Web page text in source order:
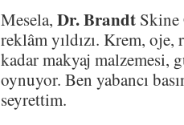
Mesela, Dr. Brandt Skine
reklâm yıldızı. Krem,
kadar makyaj malzemesi,
oynuyor. Ben yabancı
seyrettim.